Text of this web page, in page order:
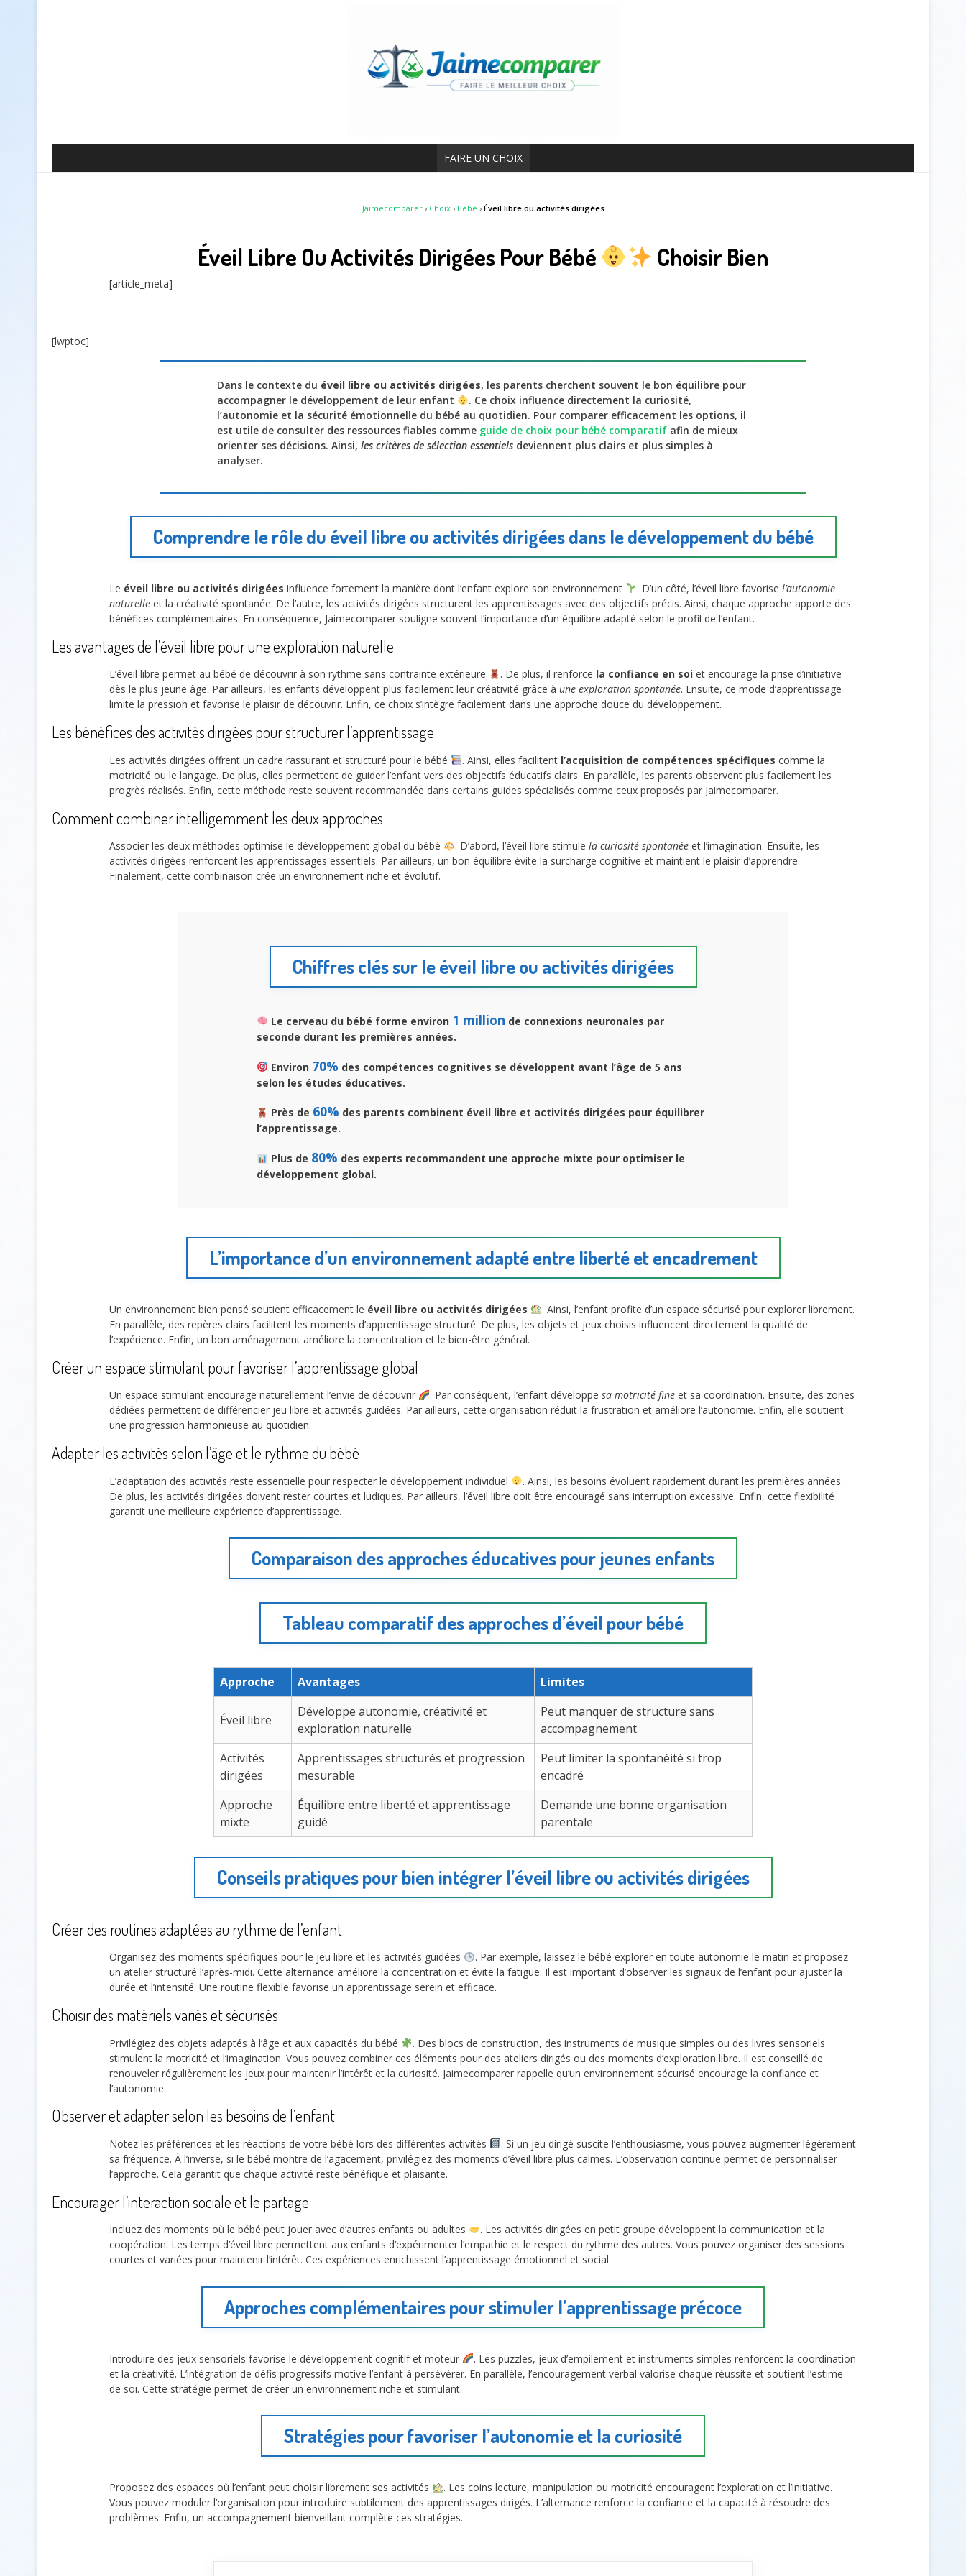
FAIRE UN CHOIX
Jaimecomparer› Choix› Bébé › Éveil libre ou activités dirigées
Éveil Libre Ou Activités Dirigées Pour Bébé Choisir Bien
[article_meta]
[lwptoc]
Dans le contexte du éveil libre ou activités dirigées, les parents cherchent souvent le bon équilibre pour
accompagner le développement de leur enfant
. Ce choix influence directement la curiosité,
l’autonomie et la sécurité émotionnelle du bébé au quotidien. Pour comparer efficacement les options, il
est utile de consulter des ressources fiables comme guide de choix pour bébé comparatif afin de mieux
orienter ses décisions. Ainsi, les critères de sélection essentiels deviennent plus clairs et plus simples à
analyser.
Comprendre le rôle du éveil libre ou activités dirigées dans le développement du bébé
Le éveil libre ou activités dirigées influence fortement la manière dont l’enfant explore son environnement . D’un côté, l’éveil libre favorise l’autonomie
naturelle et la créativité spontanée. De l’autre, les activités dirigées structurent les apprentissages avec des objectifs précis. Ainsi, chaque approche apporte des
bénéfices complémentaires. En conséquence, Jaimecomparer souligne souvent l’importance d’un équilibre adapté selon le profil de l’enfant.
Les avantages de l’éveil libre pour une exploration naturelle
L’éveil libre permet au bébé de découvrir à son rythme sans contrainte extérieure . De plus, il renforce la confiance en soiet encourage la prise d’initiative
dès le plus jeune âge. Par ailleurs, les enfants développent plus facilement leur créativité grâce à une exploration spontanée. Ensuite, ce mode d’apprentissage
limite la pression et favorise le plaisir de découvrir. Enfin, ce choix s’intègre facilement dans une approche douce du développement.
Les bénéfices des activités dirigées pour structurer l’apprentissage
Les activités dirigées offrent un cadre rassurant et structuré pour le bébé . Ainsi, elles facilitent l’acquisition de compétences spécifiques comme la
motricité ou le langage. De plus, elles permettent de guider l’enfant vers des objectifs éducatifs clairs. En parallèle, les parents observent plus facilement les
progrès réalisés. Enfin, cette méthode reste souvent recommandée dans certains guides spécialisés comme ceux proposés par Jaimecomparer.
Comment combiner intelligemment les deux approches
Associer les deux méthodes optimise le développement global du bébé . D’abord, l’éveil libre stimule la curiosité spontanéeet l’imagination. Ensuite, les
activités dirigées renforcent les apprentissages essentiels. Par ailleurs, un bon équilibre évite la surcharge cognitive et maintient le plaisir d’apprendre.
Finalement, cette combinaison crée un environnement riche et évolutif.
Chiffres clés sur le éveil libre ou activités dirigées
Le cerveau du bébé forme environ 1 million de connexions neuronales par
seconde durant les premières années.
Environ 70% des compétences cognitives se développent avant l’âge de 5 ans
selon les études éducatives.
Près de 60% des parents combinent éveil libre et activités dirigées pour équilibrer
l’apprentissage.
Plus de 80% des experts recommandent une approche mixte pour optimiser le
développement global.
L’importance d’un environnement adapté entre liberté et encadrement
Un environnement bien pensé soutient efficacement le éveil libre ou activités dirigées
. Ainsi, l’enfant profite d’un espace sécurisé pour explorer librement.
En parallèle, des repères clairs facilitent les moments d’apprentissage structuré. De plus, les objets et jeux choisis influencent directement la qualité de
l’expérience. Enfin, un bon aménagement améliore la concentration et le bien-être général.
Créer un espace stimulant pour favoriser l’apprentissage global
Un espace stimulant encourage naturellement l’envie de découvrir . Par conséquent, l’enfant développe sa motricité fineet sa coordination. Ensuite, des zones
dédiées permettent de différencier jeu libre et activités guidées. Par ailleurs, cette organisation réduit la frustration et améliore l’autonomie. Enfin, elle soutient
une progression harmonieuse au quotidien.
Adapter les activités selon l’âge et le rythme du bébé
L’adaptation des activités reste essentielle pour respecter le développement individuel
. Ainsi, les besoins évoluent rapidement durant les premières années.
De plus, les activités dirigées doivent rester courtes et ludiques. Par ailleurs, l’éveil libre doit être encouragé sans interruption excessive. Enfin, cette flexibilité
garantit une meilleure expérience d’apprentissage.
Comparaison des approches éducatives pour jeunes enfants
Tableau comparatif des approches d’éveil pour bébé
Approche Avantages Limites
Éveil libre
Développe autonomie, créativité et
exploration naturelle
Peut manquer de structure sans
accompagnement
Activités
dirigées
Apprentissages structurés et progression
mesurable
Peut limiter la spontanéité si trop
encadré
Approche
mixte
Équilibre entre liberté et apprentissage
guidé
Demande une bonne organisation
parentale
Conseils pratiques pour bien intégrer l’éveil libre ou activités dirigées
Créer des routines adaptées au rythme de l’enfant
Organisez des moments spécifiques pour le jeu libre et les activités guidées
. Par exemple, laissez le bébé explorer en toute autonomie le matin et proposez
un atelier structuré l’après-midi. Cette alternance améliore la concentration et évite la fatigue. Il est important d’observer les signaux de l’enfant pour ajuster la
durée et l’intensité. Une routine flexible favorise un apprentissage serein et efficace.
Choisir des matériels variés et sécurisés
Privilégiez des objets adaptés à l’âge et aux capacités du bébé
. Des blocs de construction, des instruments de musique simples ou des livres sensoriels
stimulent la motricité et l’imagination. Vous pouvez combiner ces éléments pour des ateliers dirigés ou des moments d’exploration libre. Il est conseillé de
renouveler régulièrement les jeux pour maintenir l’intérêt et la curiosité. Jaimecomparer rappelle qu’un environnement sécurisé encourage la confiance et
l’autonomie.
Observer et adapter selon les besoins de l’enfant
Notez les préférences et les réactions de votre bébé lors des différentes activités
. Si un jeu dirigé suscite l’enthousiasme, vous pouvez augmenter légèrement
sa fréquence. À l’inverse, si le bébé montre de l’agacement, privilégiez des moments d’éveil libre plus calmes. L’observation continue permet de personnaliser
l’approche. Cela garantit que chaque activité reste bénéfique et plaisante.
Encourager l’interaction sociale et le partage
Incluez des moments où le bébé peut jouer avec d’autres enfants ou adultes
. Les activités dirigées en petit groupe développent la communication et la
coopération. Les temps d’éveil libre permettent aux enfants d’expérimenter l’empathie et le respect du rythme des autres. Vous pouvez organiser des sessions
courtes et variées pour maintenir l’intérêt. Ces expériences enrichissent l’apprentissage émotionnel et social.
Approches complémentaires pour stimuler l’apprentissage précoce
Introduire des jeux sensoriels favorise le développement cognitif et moteur
. Les puzzles, jeux d’empilement et instruments simples renforcent la coordination
et la créativité. L’intégration de défis progressifs motive l’enfant à persévérer. En parallèle, l’encouragement verbal valorise chaque réussite et soutient l’estime
de soi. Cette stratégie permet de créer un environnement riche et stimulant.
Stratégies pour favoriser l’autonomie et la curiosité
Proposez des espaces où l’enfant peut choisir librement ses activités
. Les coins lecture, manipulation ou motricité encouragent l’exploration et l’initiative.
Vous pouvez moduler l’organisation pour introduire subtilement des apprentissages dirigés. L’alternance renforce la confiance et la capacité à résoudre des
problèmes. Enfin, un accompagnement bienveillant complète ces stratégies.